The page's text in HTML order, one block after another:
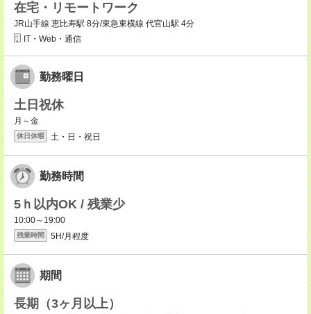
在宅・リモートワーク
JR山手線 恵比寿駅 8分/東急東横線 代官山駅 4分
IT・Web・通信
勤務曜日
土日祝休
月～金
休日休暇 土・日・祝日
勤務時間
5ｈ以内OK / 残業少
10:00～19:00
残業時間 5H/月程度
期間
長期（3ヶ月以上）